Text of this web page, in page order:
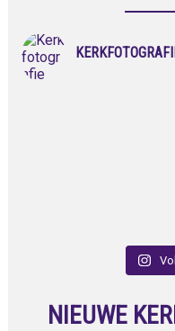
NIEUWE